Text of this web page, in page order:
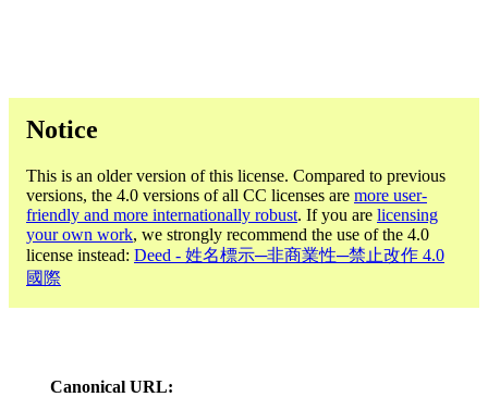
Notice
This is an older version of this license. Compared to previous
versions, the 4.0 versions of all CC licenses are more user-
friendly and more internationally robust. If you are licensing
your own work, we strongly recommend the use of the 4.0
license instead: Deed - 姓名標示─非商業性─禁止改作 4.0
國際
Canonical URL